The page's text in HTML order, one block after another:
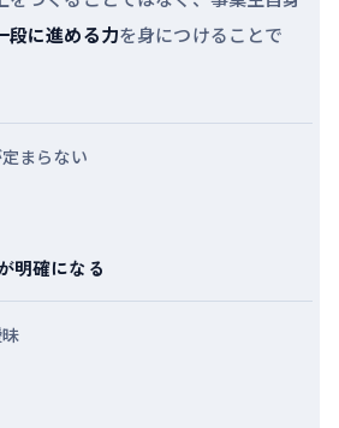
段に進める力を身につけることで
まらない
明確になる